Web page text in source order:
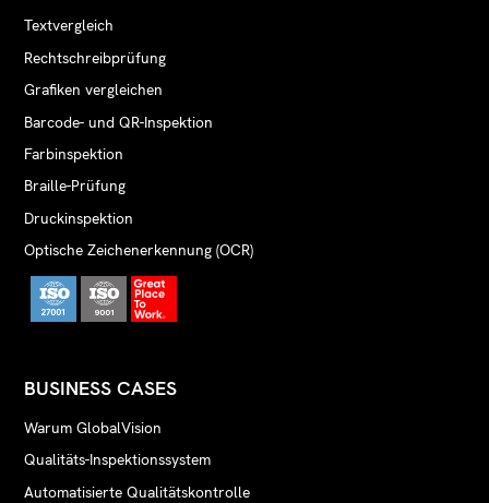
Textvergleich
Rechtschreibprüfung
Grafiken vergleichen
Barcode- und QR-Inspektion
Farbinspektion
Braille-Prüfung
Druckinspektion
Optische Zeichenerkennung (OCR)
BUSINESS CASES
Warum GlobalVision
Qualitäts-Inspektionssystem
Automatisierte Qualitätskontrolle